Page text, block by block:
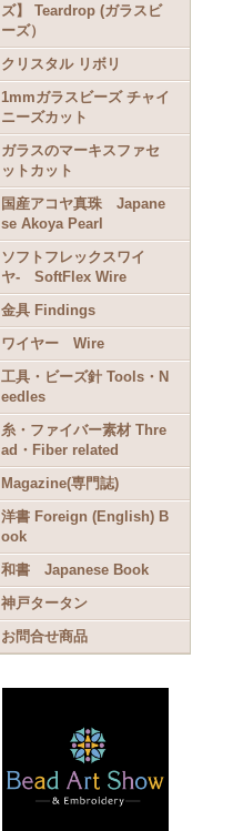
ズ】 Teardrop (ガラスビ
ーズ）
クリスタル リボリ
1mmガラスビーズ チャイ
ニーズカット
ガラスのマーキスファセ
ットカット
国産アコヤ真珠 Japane
se Akoya Pearl
ソフトフレックスワイ
ヤ- SoftFlex Wire
金具 Findings
ワイヤー Wire
工具・ビーズ針 Tools・N
eedles
糸・ファイバー素材 Thre
ad・Fiber related
Magazine(専門誌)
洋書 Foreign (English) B
ook
和書 Japanese Book
神戸タータン
お問合せ商品